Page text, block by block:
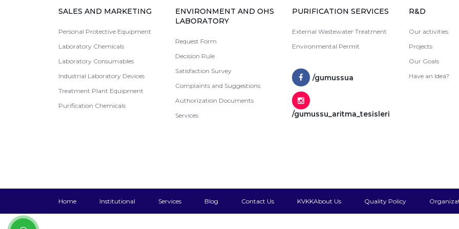
SALES AND MARKETING
Personal Protective Equipment
Laboratory Chemicals
Laboratory Consumables
Industrial Laboratory Devices
Treatment Plant Equipment
Purification Chemicals
ENVIRONMENT AND OHS
LABORATORY
Request Form
Decision Rule
Satisfaction Survey
Complaints and Suggestions
Authorization Documents
Services
PURIFICATION SERVICES
External Wastewater Treatment
Environmental Permit
/gumussua
/gumussu_aritma_tesisleri
R&D
Our activities
Projects
Our Goals
Have an Idea?
Home Institutional Services Blog Contact Us KVKKAbout Us Quality Policy